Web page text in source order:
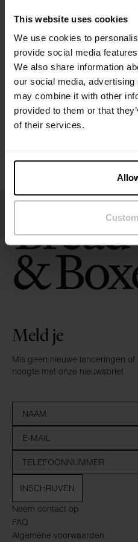
This website uses cookies
We use cookies to
provide social media
We also share information
our social media,
may combine it with other
provided to them or that
of their services.
Specificatie
Maatgids
Beoordelingen
Neem contact op
FAQ
Algemene voorwaarden
Meld je
Mis geen nieuwe lanceringen
hoogte met onze nieuwsbrief
INSCHRIJVEN